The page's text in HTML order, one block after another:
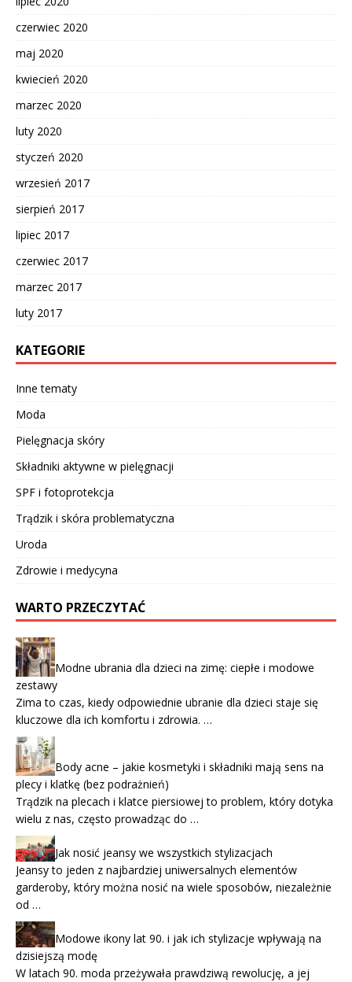
czerwiec 2020
maj 2020
kwiecień 2020
marzec 2020
luty 2020
styczeń 2020
wrzesień 2017
sierpień 2017
lipiec 2017
czerwiec 2017
marzec 2017
luty 2017
KATEGORIE
Inne tematy
Moda
Pielęgnacja skóry
Składniki aktywne w pielęgnacji
SPF i fotoprotekcja
Trądzik i skóra problematyczna
Uroda
Zdrowie i medycyna
WARTO PRZECZYTAĆ
Modne ubrania dla dzieci na zimę: ciepłe i modowe
zestawy
Zima to czas, kiedy odpowiednie ubranie dla dzieci staje się
kluczowe dla ich komfortu i zdrowia. …
Body acne – jakie kosmetyki i składniki mają sens na
plecy i klatkę (bez podrażnień)
Trądzik na plecach i klatce piersiowej to problem, który dotyka
wielu z nas, często prowadząc do …
Jak nosić jeansy we wszystkich stylizacjach
Jeansy to jeden z najbardziej uniwersalnych elementów
garderoby, który można nosić na wiele sposobów, niezależnie
od …
Modowe ikony lat 90. i jak ich stylizacje wpływają na
dzisiejszą modę
W latach 90. moda przeżywała prawdziwą rewolucję, a jej